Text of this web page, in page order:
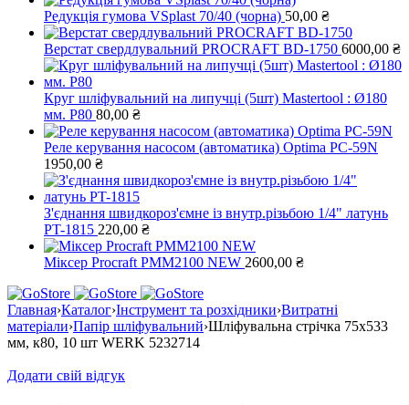
Редукція гумова VSplast 70/40 (чорна) 50,00 ₴
Верстат свердлувальний PROCRAFT BD-1750 6000,00 ₴
Круг шліфувальний на липучці (5шт) Mastertool : Ø180
мм. Р80 80,00 ₴
Реле керування насосом (автоматика) Optima PC-59N
1950,00 ₴
З'єднання швидкороз'ємне із внутр.різьбою 1/4" латунь
PT-1815 220,00 ₴
Міксер Procraft PMM2100 NEW 2600,00 ₴
Главная›Каталог›Інструмент та розхідники›Витратні
матеріали›Папір шліфувальний›Шліфувальна стрічка 75х533
мм, к80, 10 шт WERK 5232714
Додати свій відгук